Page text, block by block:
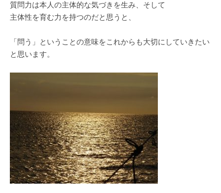
質問力は本人の主体的な気づきを生み、そして
主体性を育む力を持つのだと思うと、
「問う」ということの意味をこれからも大切にしていきたい
と思います。